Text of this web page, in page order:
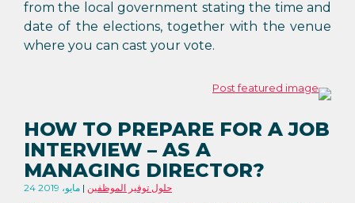
from the local government stating the time and
date of the elections, together with the venue
where you can cast your vote.
HOW TO PREPARE FOR A JOB
INTERVIEW – AS A
MANAGING DIRECTOR?
24 مايو، 2019 حلول توفير الموظفين